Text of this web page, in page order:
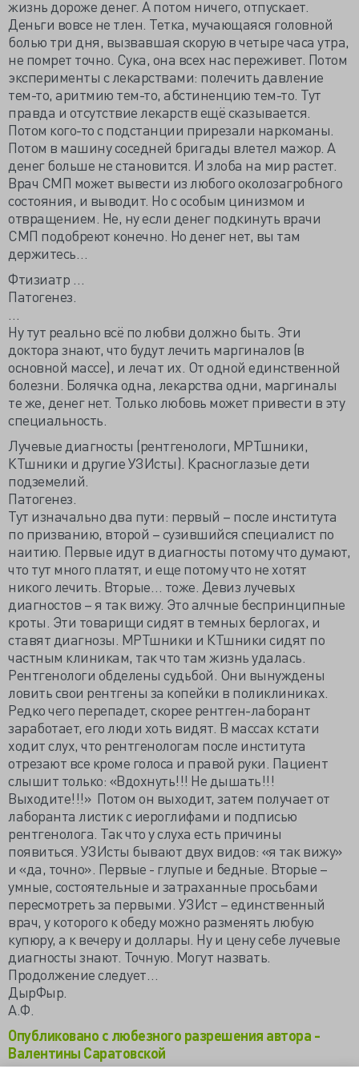
жизнь дороже денег. А потом ничего, отпускает.
Деньги вовсе не тлен. Тетка, мучающаяся головной
болью три дня, вызвавшая скорую в четыре часа утра,
не помрет точно. Сука, она всех нас переживет. Потом
эксперименты с лекарствами: полечить давление
тем-то, аритмию тем-то, абстиненцию тем-то. Тут
правда и отсутствие лекарств ещё сказывается.
Потом кого-то с подстанции прирезали наркоманы.
Потом в машину соседней бригады влетел мажор. А
денег больше не становится. И злоба на мир растет.
Врач СМП может вывести из любого околозагробного
состояния, и выводит. Но с особым цинизмом и
отвращением. Не, ну если денег подкинуть врачи
СМП подобреют конечно. Но денег нет, вы там
держитесь…
Фтизиатр …
Патогенез.
Ну тут реально всё по любви должно быть. Эти
доктора знают, что будут лечить маргиналов (в
основной массе), и лечат их. От одной единственной
болезни. Болячка одна, лекарства одни, маргиналы
те же, денег нет. Только любовь может привести в эту
специальность.
Лучевые диагносты (рентгенологи, МРТшники,
КТшники и другие УЗИсты). Красноглазые дети
подземелий.
Патогенез.
Тут изначально два пути: первый – после института
по призванию, второй – сузившийся специалист по
наитию. Первые идут в диагносты потому что думают,
что тут много платят, и еще потому что не хотят
никого лечить. Вторые… тоже. Девиз лучевых
диагностов – я так вижу. Это алчные беспринципные
кроты. Эти товарищи сидят в темных берлогах, и
ставят диагнозы. МРТшники и КТшники сидят по
частным клиникам, так что там жизнь удалась.
Рентгенологи обделены судьбой. Они вынуждены
ловить свои рентгены за копейки в поликлиниках.
Редко чего перепадет, скорее рентген-лаборант
заработает, его люди хоть видят. В массах кстати
ходит слух, что рентгенологам после института
отрезают все кроме голоса и правой руки. Пациент
слышит только: «Вдохнуть!!! Не дышать!!!
Выходите!!!» Потом он выходит, затем получает от
лаборанта листик с иероглифами и подписью
рентгенолога. Так что у слуха есть причины
появиться. УЗИсты бывают двух видов: «я так вижу»
и «да, точно». Первые - глупые и бедные. Вторые –
умные, состоятельные и затраханные просьбами
пересмотреть за первыми. УЗИст – единственный
врач, у которого к обеду можно разменять любую
купюру, а к вечеру и доллары. Ну и цену себе лучевые
диагносты знают. Точную. Могут назвать.
Продолжение следует…
ДырФыр.
А.Ф.
Опубликовано с любезного разрешения автора -
Валентины Саратовской